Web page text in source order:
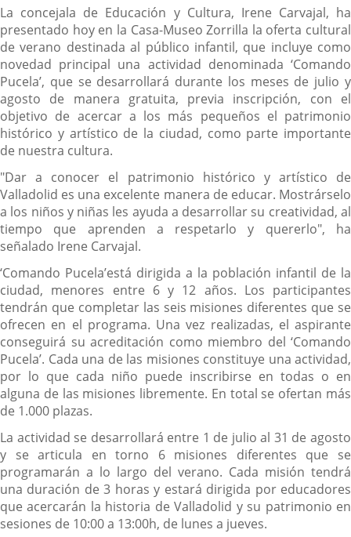
Descripción
La concejala de Educación y Cultura, Irene Carvajal, ha
presentado hoy en la Casa-Museo Zorrilla la oferta cultural
de verano destinada al público infantil, que incluye como
novedad principal una actividad denominada ‘Comando
Pucela’, que se desarrollará durante los meses de julio y
agosto de manera gratuita, previa inscripción, con el
objetivo de acercar a los más pequeños el patrimonio
histórico y artístico de la ciudad, como parte importante
de nuestra cultura.
"Dar a conocer el patrimonio histórico y artístico de
Valladolid es una excelente manera de educar. Mostrárselo
a los niños y niñas les ayuda a desarrollar su creatividad, al
tiempo que aprenden a respetarlo y quererlo", ha
señalado Irene Carvajal.
‘Comando Pucela’está dirigida a la población infantil de la
ciudad, menores entre 6 y 12 años. Los participantes
tendrán que completar las seis misiones diferentes que se
ofrecen en el programa. Una vez realizadas, el aspirante
conseguirá su acreditación como miembro del ‘Comando
Pucela’. Cada una de las misiones constituye una actividad,
por lo que cada niño puede inscribirse en todas o en
alguna de las misiones libremente. En total se ofertan más
de 1.000 plazas.
La actividad se desarrollará entre 1 de julio al 31 de agosto
y se articula en torno 6 misiones diferentes que se
programarán a lo largo del verano. Cada misión tendrá
una duración de 3 horas y estará dirigida por educadores
que acercarán la historia de Valladolid y su patrimonio en
sesiones de 10:00 a 13:00h, de lunes a jueves.